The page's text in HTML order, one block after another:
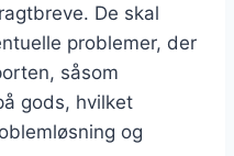
De skal
problemer, der
såsom
gods, hvilket
og